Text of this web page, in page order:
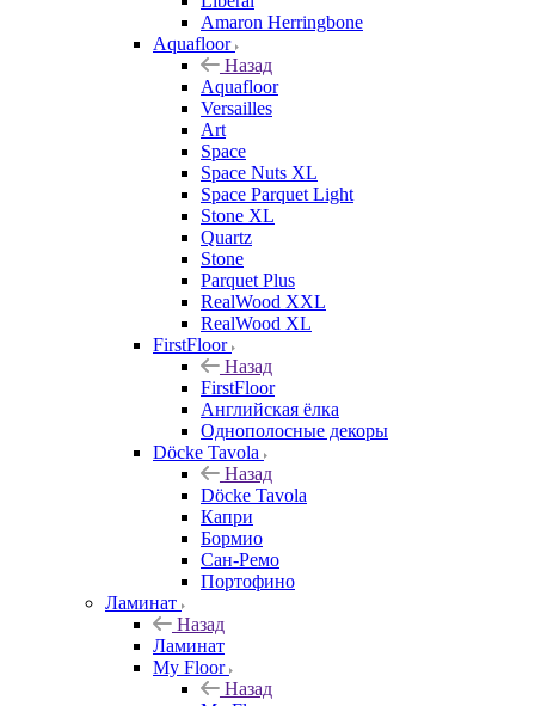
Amaron Herringbone
Aquafloor
Назад
Aquafloor
Versailles
Art
Space
Space Nuts XL
Space Parquet Light
Stone XL
Quartz
Stone
Parquet Plus
RealWood XXL
RealWood XL
FirstFloor
Назад
FirstFloor
Английская ёлка
Однополосные декоры
Döcke Tavola
Назад
Döcke Tavola
Капри
Бормио
Сан-Ремо
Портофино
Ламинат
Назад
Ламинат
My Floor
Назад